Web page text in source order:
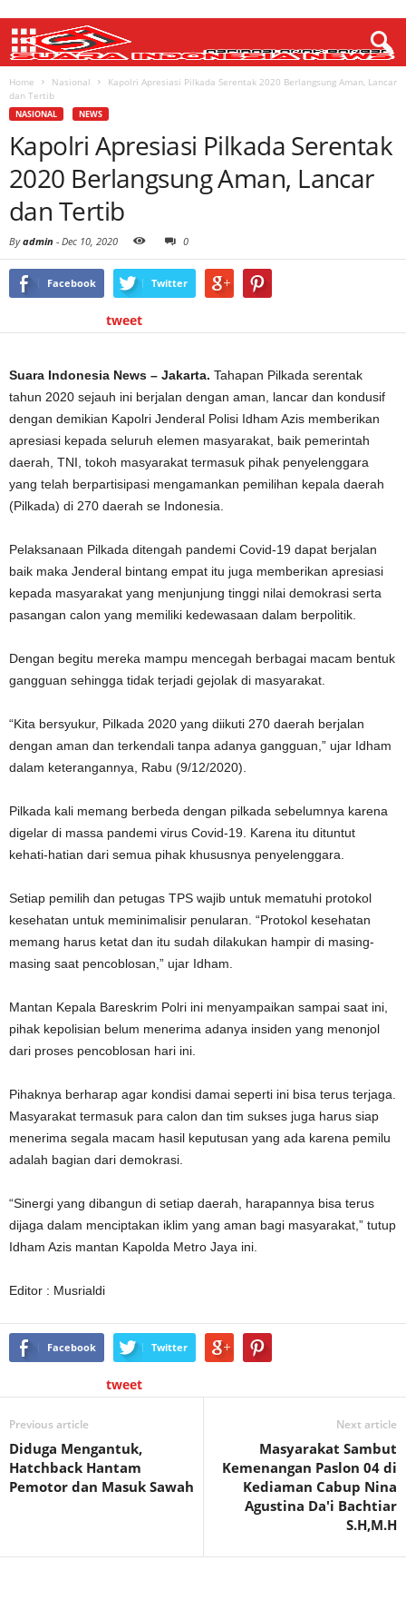
Home Nasional
Kapolri Apresiasi Pilkada Serentak 2020 Berlangsung Aman, Lancar
dan Tertib
NASIONAL NEWS
Kapolri Apresiasi Pilkada Serentak
2020 Berlangsung Aman, Lancar
dan Tertib
Byadmin - Dec 10, 2020 0
Facebook Twitter
tweet
Suara Indonesia News – Jakarta. Tahapan Pilkada serentak
tahun 2020 sejauh ini berjalan dengan aman, lancar dan kondusif
dengan demikian Kapolri Jenderal Polisi Idham Azis memberikan
apresiasi kepada seluruh elemen masyarakat, baik pemerintah
daerah, TNI, tokoh masyarakat termasuk pihak penyelenggara
yang telah berpartisipasi mengamankan pemilihan kepala daerah
(Pilkada) di 270 daerah se Indonesia.
Pelaksanaan Pilkada ditengah pandemi Covid-19 dapat berjalan
baik maka Jenderal bintang empat itu juga memberikan apresiasi
kepada masyarakat yang menjunjung tinggi nilai demokrasi serta
pasangan calon yang memiliki kedewasaan dalam berpolitik.
Dengan begitu mereka mampu mencegah berbagai macam bentuk
gangguan sehingga tidak terjadi gejolak di masyarakat.
“Kita bersyukur, Pilkada 2020 yang diikuti 270 daerah berjalan
dengan aman dan terkendali tanpa adanya gangguan,” ujar Idham
dalam keterangannya, Rabu (9/12/2020).
Pilkada kali memang berbeda dengan pilkada sebelumnya karena
digelar di massa pandemi virus Covid-19. Karena itu dituntut
kehati-hatian dari semua pihak khususnya penyelenggara.
Setiap pemilih dan petugas TPS wajib untuk mematuhi protokol
kesehatan untuk meminimalisir penularan. “Protokol kesehatan
memang harus ketat dan itu sudah dilakukan hampir di masing-
masing saat pencoblosan,” ujar Idham.
Mantan Kepala Bareskrim Polri ini menyampaikan sampai saat ini,
pihak kepolisian belum menerima adanya insiden yang menonjol
dari proses pencoblosan hari ini.
Pihaknya berharap agar kondisi damai seperti ini bisa terus terjaga.
Masyarakat termasuk para calon dan tim sukses juga harus siap
menerima segala macam hasil keputusan yang ada karena pemilu
adalah bagian dari demokrasi.
“Sinergi yang dibangun di setiap daerah, harapannya bisa terus
dijaga dalam menciptakan iklim yang aman bagi masyarakat,” tutup
Idham Azis mantan Kapolda Metro Jaya ini.
Editor : Musrialdi
Facebook Twitter
tweet
Previous article
Diduga Mengantuk,
Hatchback Hantam
Pemotor dan Masuk Sawah
Next article
Masyarakat Sambut
Kemenangan Paslon 04 di
Kediaman Cabup Nina
Agustina Da'i Bachtiar
S.H,M.H